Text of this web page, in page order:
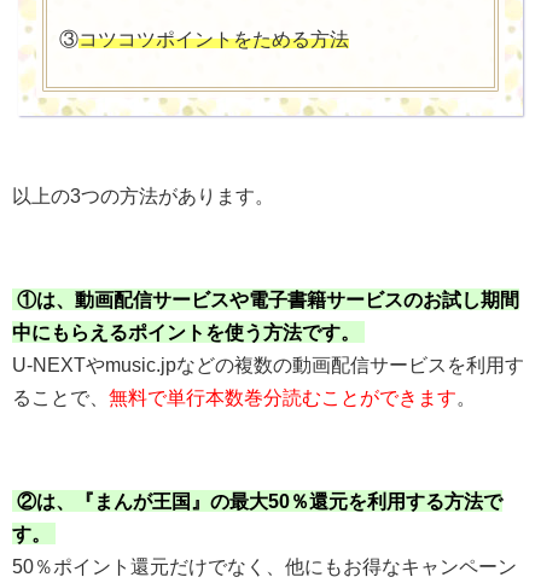
③コツコツポイントをためる方法
以上の3つの方法があります。
①は、動画配信サービスや電子書籍サービスのお試し期間
中にもらえるポイントを使う方法です。
U-NEXTやmusic.jpなどの複数の動画配信サービスを利用す
ることで、 無料で単行本数巻分読むことができます
②は、『まんが王国』の最大50％還元を利用する方法で
す。
50％ポイント還元だけでなく、他にもお得なキャンペーン